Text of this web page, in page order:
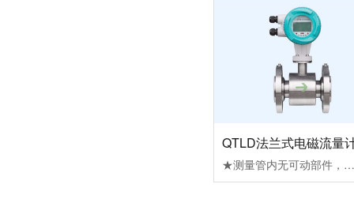
QTLD法兰式电磁流量
★测量管内无可动部件，便于维护管理；无阻流部件，因此无压力损失。★被测液体电导率≥5μs/cm，配合各种衬里材料，可适用于测量各种酸、碱、盐溶液及泥浆、矿浆、纸浆等介质的流量。★流量的测量不受流体的密度、粘度、温度、压力和电导率变化的影响，传感器感应电压信号与平均流速呈线性关系，测量精度高。★合理选用衬里及电极材料，可实现良好的耐腐蚀性和耐磨性。★低频矩形波激磁，不受工频及现场各种杂散干扰的影响，工作稳定可靠。★不受流体方向影响，正反向均可准确计量。★量程比1：120(0.1m/s～12m/s)，满量程流速范围宽。★汉字液晶背光显示，可在线修改参数，操作简单方便。★具有空管测量、报警功能，并能适应不同的流体介质。★掉电时间记录功能，自动记录仪表系统电源间断时间，补算漏计流量。★小时总量记录功能，以小时为单位记录流量总量，适用于分时计量制。